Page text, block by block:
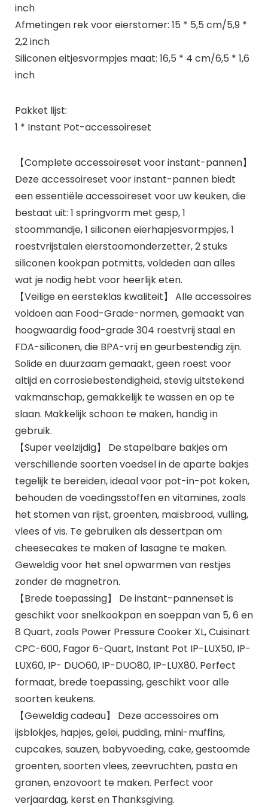
inch
Afmetingen rek voor eierstomer: 15 * 5,5 cm/5,9 *
2,2 inch
Siliconen eitjesvormpjes maat: 16,5 * 4 cm/6,5 * 1,6
inch
Pakket lijst:
1 * Instant Pot-accessoireset
【Complete accessoireset voor instant-pannen】
Deze accessoireset voor instant-pannen biedt
een essentiële accessoireset voor uw keuken, die
bestaat uit: 1 springvorm met gesp, 1
stoommandje, 1 siliconen eierhapjesvormpjes, 1
roestvrijstalen eierstoomonderzetter, 2 stuks
siliconen kookpan potmitts, voldeden aan alles
wat je nodig hebt voor heerlijk eten.
【Veilige en eersteklas kwaliteit】 Alle accessoires
voldoen aan Food-Grade-normen, gemaakt van
hoogwaardig food-grade 304 roestvrij staal en
FDA-siliconen, die BPA-vrij en geurbestendig zijn.
Solide en duurzaam gemaakt, geen roest voor
altijd en corrosiebestendigheid, stevig uitstekend
vakmanschap, gemakkelijk te wassen en op te
slaan. Makkelijk schoon te maken, handig in
gebruik.
【Super veelzijdig】 De stapelbare bakjes om
verschillende soorten voedsel in de aparte bakjes
tegelijk te bereiden, ideaal voor pot-in-pot koken,
behouden de voedingsstoffen en vitamines, zoals
het stomen van rijst, groenten, maïsbrood, vulling,
vlees of vis. Te gebruiken als dessertpan om
cheesecakes te maken of lasagne te maken.
Geweldig voor het snel opwarmen van restjes
zonder de magnetron.
【Brede toepassing】 De instant-pannenset is
geschikt voor snelkookpan en soeppan van 5, 6 en
8 Quart, zoals Power Pressure Cooker XL, Cuisinart
CPC-600, Fagor 6-Quart, Instant Pot IP-LUX50, IP-
LUX60, IP- DUO60, IP-DUO80, IP-LUX80. Perfect
formaat, brede toepassing, geschikt voor alle
soorten keukens.
【Geweldig cadeau】 Deze accessoires om
ijsblokjes, hapjes, gelei, pudding, mini-muffins,
cupcakes, sauzen, babyvoeding, cake, gestoomde
groenten, soorten vlees, zeevruchten, pasta en
granen, enzovoort te maken. Perfect voor
verjaardag, kerst en Thanksgiving.